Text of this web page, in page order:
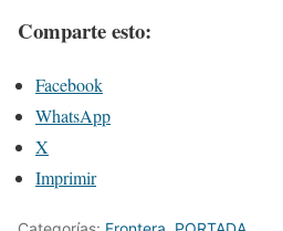
Comparte esto:
Facebook
WhatsApp
X
Imprimir